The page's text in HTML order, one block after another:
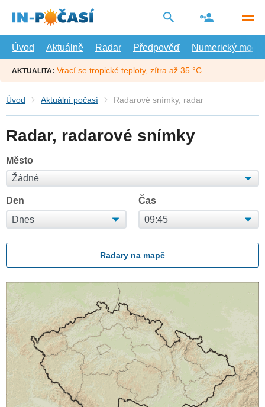
hlavní
Úvod
Aktuálně Radar Předpověď Numerický model
AKTUALITA: Vrací se tropické teploty, zítra až 35 °C
Úvod Aktuální počasí Radarové snímky, radar
Radar, radarové snímky
Město
Den Čas
Radary na mapě